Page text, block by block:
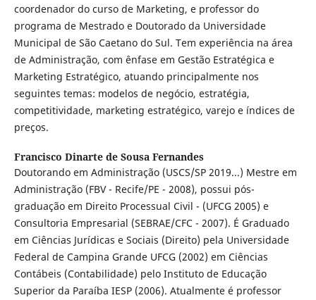
coordenador do curso de Marketing, e professor do
programa de Mestrado e Doutorado da Universidade
Municipal de São Caetano do Sul. Tem experiência na área
de Administração, com ênfase em Gestão Estratégica e
Marketing Estratégico, atuando principalmente nos
seguintes temas: modelos de negócio, estratégia,
competitividade, marketing estratégico, varejo e índices de
preços.
Francisco Dinarte de Sousa Fernandes
Doutorando em Administração (USCS/SP 2019...) Mestre em
Administração (FBV - Recife/PE - 2008), possui pós-
graduação em Direito Processual Civil - (UFCG 2005) e
Consultoria Empresarial (SEBRAE/CFC - 2007). É Graduado
em Ciências Jurídicas e Sociais (Direito) pela Universidade
Federal de Campina Grande UFCG (2002) em Ciências
Contábeis (Contabilidade) pelo Instituto de Educação
Superior da Paraíba IESP (2006). Atualmente é professor